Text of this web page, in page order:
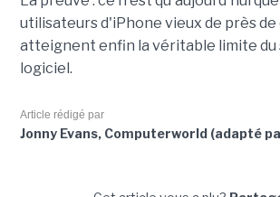
utilisateurs d'iPhone vieux de près de
atteignent enfin la véritable limite du
logiciel.
Article rédigé par
Jonny Evans, Computerworld (adapté